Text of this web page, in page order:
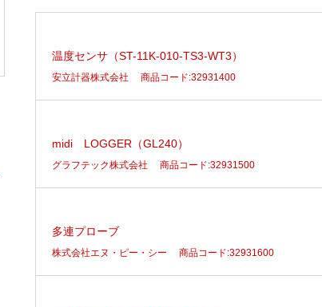
温度センサ（ST-11K-010-TS3-WT3）
安立計器株式会社 商品コード:32931400
midi LOGGER（GL240）
グラフテック株式会社 商品コード:32931500
多連プローブ
株式会社エヌ・ピー・シー 商品コード:32931600